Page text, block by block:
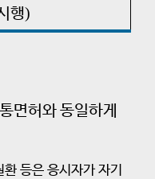
행)
면허와 동일하게
환 등은 응시자가 자기